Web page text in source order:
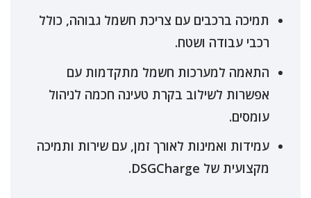
תמיכה ברכבים עם צריכת חשמל גבוהה, כולל
רכבי עבודה ושטח.
התאמה למערכות חשמל מתקדמות עם
אפשרות לשילוב בקרת טעינה חכמה לניהול
עומסים.
עמידות ואמינות לאורך זמן, עם שירות ותמיכה
מקצועית של DSGCharge.